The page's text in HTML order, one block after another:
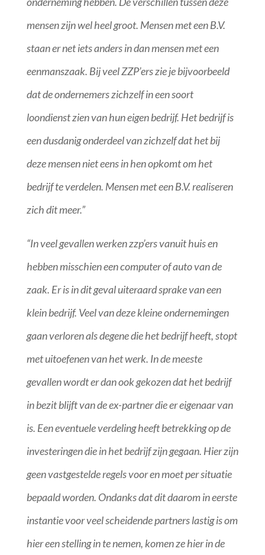
mensen zijn wel heel groot. Mensen met een B.V.
staan er net iets anders in dan mensen met een
eenmanszaak. Bij veel ZZP’ers zie je bijvoorbeeld
dat de ondernemers zichzelf in een soort
loondienst zien van hun eigen bedrijf. Het bedrijf is
een dusdanig onderdeel van zichzelf dat het bij
deze mensen niet eens in hen opkomt om het
bedrijf te verdelen. Mensen met een B.V. realiseren
zich dit meer.”
“In veel gevallen werken zzp’ers vanuit huis en
hebben misschien een computer of auto van de
zaak. Er is in dit geval uiteraard sprake van een
klein bedrijf. Veel van deze kleine ondernemingen
gaan verloren als degene die het bedrijf heeft, stopt
met uitoefenen van het werk. In de meeste
gevallen wordt er dan ook gekozen dat het bedrijf
in bezit blijft van de ex-partner die er eigenaar van
is. Een eventuele verdeling heeft betrekking op de
investeringen die in het bedrijf zijn gegaan. Hier zijn
geen vastgestelde regels voor en moet per situatie
bepaald worden. Ondanks dat dit daarom in eerste
instantie voor veel scheidende partners lastig is om
hier een stelling in te nemen, komen ze hier in de